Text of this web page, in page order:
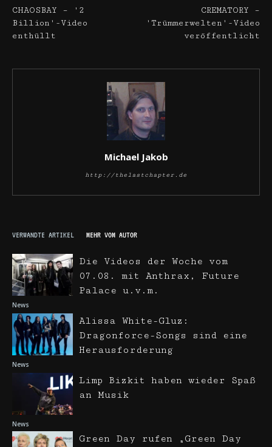
CHAOSBAY – '2
Billion'-Video
enthüllt
CREMATORY –
'Trümmerwelten'-Video
veröffentlicht
Michael Jakob
http://thelastchapter.de
VERWANDTE ARTIKEL MEHR VOM AUTOR
News
Die Videos der Woche vom
07.08. mit Anthrax, Future
Palace u.v.m.
News
Alissa White-Gluz:
Dragonforce-Songs sind eine
Herausforderung
News
Limp Bizkit haben wieder Spaß
an Musik
Green Day rufen „Green Day